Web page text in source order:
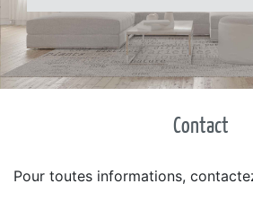
Contact
Pour toutes informations,